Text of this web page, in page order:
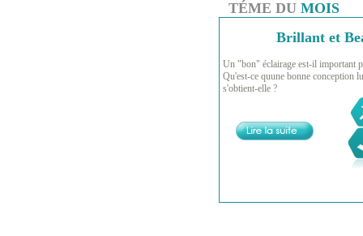
TÉME DU MOIS
Brillant et
Un "bon" éclairage est-il important
Qu'est-ce quune bonne conception
s'obtient-elle ?